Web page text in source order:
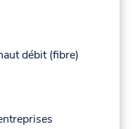
débit (fibre)